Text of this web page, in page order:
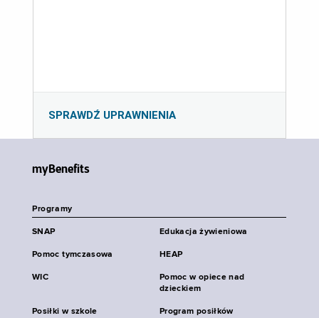
SPRAWDŹ UPRAWNIENIA
myBenefits
Programy
SNAP Edukacja żywieniowa
Pomoc tymczasowa HEAP
WIC
Pomoc w opiece nad
dzieckiem
Posiłki w szkole
Program posiłków